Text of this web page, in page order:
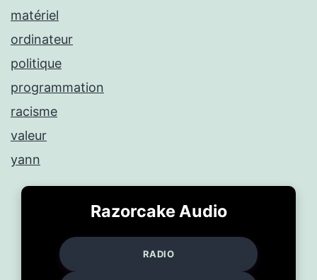
matériel
ordinateur
politique
programmation
racisme
valeur
yann
Razorcake Audio
RADIO